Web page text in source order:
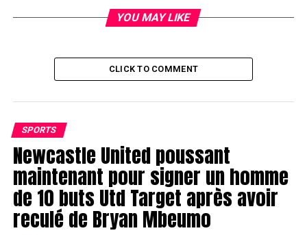
YOU MAY LIKE
CLICK TO COMMENT
SPORTS
Newcastle United poussant
maintenant pour signer un homme
de 10 buts Utd Target après avoir
reculé de Bryan Mbeumo